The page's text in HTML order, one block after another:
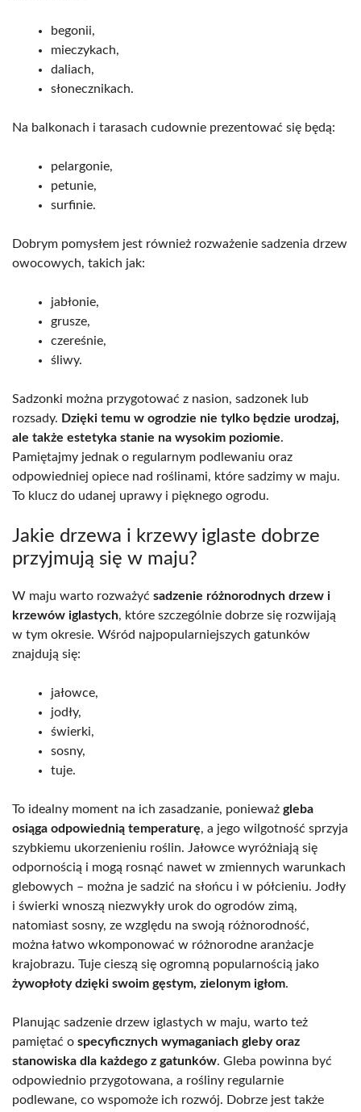
begonii,
mieczykach,
daliach,
słonecznikach.
Na balkonach i tarasach cudownie prezentować się będą:
pelargonie,
petunie,
surfinie.
Dobrym pomysłem jest również rozważenie sadzenia drzew
owocowych, takich jak:
jabłonie,
grusze,
czereśnie,
śliwy.
Sadzonki można przygotować z nasion, sadzonek lub
rozsady. Dzięki temu w ogrodzie nie tylko będzie urodzaj,
ale także estetyka stanie na wysokim poziomie.
Pamiętajmy jednak o regularnym podlewaniu oraz
odpowiedniej opiece nad roślinami, które sadzimy w maju.
To klucz do udanej uprawy i pięknego ogrodu.
Jakie drzewa i krzewy iglaste dobrze
przyjmują się w maju?
W maju warto rozważyć sadzenie różnorodnych drzew i
krzewów iglastych, które szczególnie dobrze się rozwijają
w tym okresie. Wśród najpopularniejszych gatunków
znajdują się:
jałowce,
jodły,
świerki,
sosny,
tuje.
To idealny moment na ich zasadzanie, ponieważ gleba
osiąga odpowiednią temperaturę, a jego wilgotność sprzyja
szybkiemu ukorzenieniu roślin. Jałowce wyróżniają się
odpornością i mogą rosnąć nawet w zmiennych warunkach
glebowych – można je sadzić na słońcu i w półcieniu. Jodły
i świerki wnoszą niezwykły urok do ogrodów zimą,
natomiast sosny, ze względu na swoją różnorodność,
można łatwo wkomponować w różnorodne aranżacje
krajobrazu. Tuje cieszą się ogromną popularnością jako
żywopłoty dzięki swoim gęstym, zielonym igłom.
Planując sadzenie drzew iglastych w maju, warto też
pamiętać o specyficznych wymaganiach gleby oraz
stanowiska dla każdego z gatunków. Gleba powinna być
odpowiednio przygotowana, a rośliny regularnie
podlewane, co wspomoże ich rozwój. Dobrze jest także